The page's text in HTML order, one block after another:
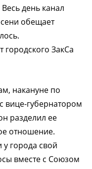
день канал
обещает
городского ЗакСа
накануне по
вице-губернатором
разделил ее
отношение.
города свой
вместе с Союзом